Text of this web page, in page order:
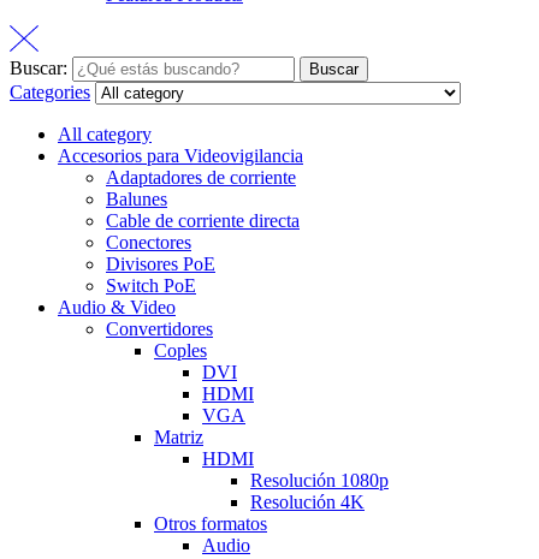
Buscar: Buscar
Categories
All category
Accesorios para Videovigilancia
Adaptadores de corriente
Balunes
Cable de corriente directa
Conectores
Divisores PoE
Switch PoE
Audio & Video
Convertidores
Coples
DVI
HDMI
VGA
Matriz
HDMI
Resolución 1080p
Resolución 4K
Otros formatos
Audio